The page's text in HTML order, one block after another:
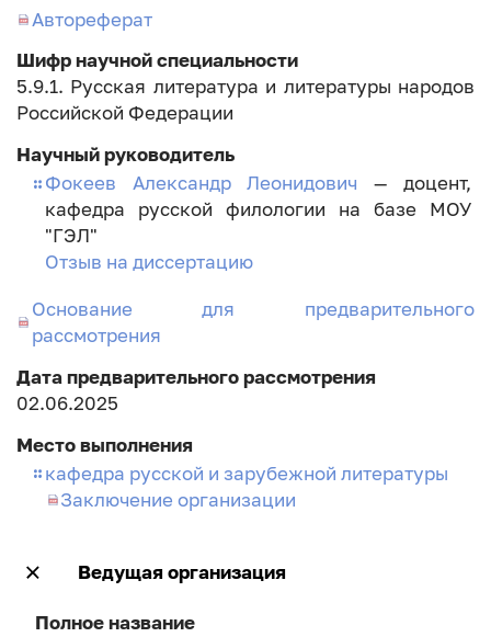
диссертации
Автореферат
Шифр научной специальности
5.9.1. Русская литература и литературы народов
Российской Федерации
Научный руководитель
Фокеев Александр Леонидович — доцент,
кафедра русской филологии на базе МОУ
"ГЭЛ"
Отзыв на диссертацию
Основание для предварительного
рассмотрения
Дата предварительного рассмотрения
02.06.2025
Место выполнения
кафедра русской и зарубежной литературы
Заключение организации
Ведущая организация
Полное название